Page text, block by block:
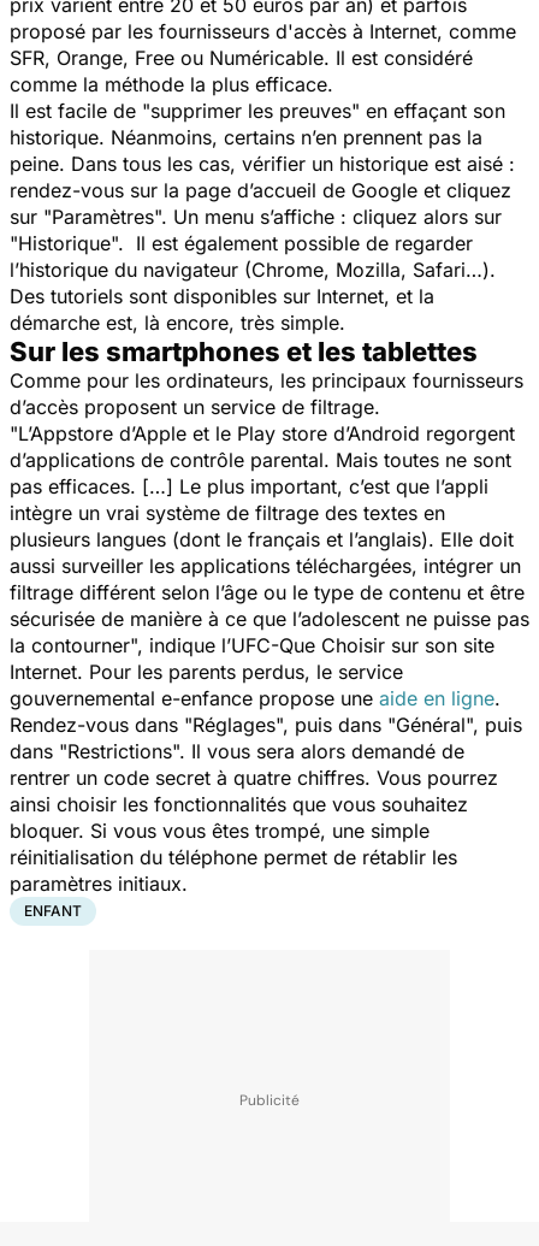
proposé par les fournisseurs d'accès à Internet, comme
SFR, Orange, Free ou Numéricable. Il est considéré
comme la méthode la plus efficace.
Il est facile de "supprimer les preuves" en effaçant son
historique. Néanmoins, certains n’en prennent pas la
peine. Dans tous les cas, vérifier un historique est aisé :
rendez-vous sur la page d’accueil de Google et cliquez
sur "Paramètres". Un menu s’affiche : cliquez alors sur
"Historique". Il est également possible de regarder
l’historique du navigateur (Chrome, Mozilla, Safari…).
Des tutoriels sont disponibles sur Internet, et la
démarche est, là encore, très simple.
Sur les smartphones et les tablettes
Comme pour les ordinateurs, les principaux fournisseurs
d’accès proposent un service de filtrage.
"L’Appstore d’Apple et le Play store d’Android regorgent
d’applications de contrôle parental. Mais toutes ne sont
pas efficaces. […] Le plus important, c’est que l’appli
intègre un vrai système de filtrage des textes en
plusieurs langues (dont le français et l’anglais). Elle doit
aussi surveiller les applications téléchargées, intégrer un
filtrage différent selon l’âge ou le type de contenu et être
sécurisée de manière à ce que l’adolescent ne puisse pas
la contourner", indique l’UFC-Que Choisir sur son site
Internet. Pour les parents perdus, le service
gouvernemental e-enfance propose une aide en ligne.
Rendez-vous dans "Réglages", puis dans "Général", puis
dans "Restrictions". Il vous sera alors demandé de
rentrer un code secret à quatre chiffres. Vous pourrez
ainsi choisir les fonctionnalités que vous souhaitez
bloquer. Si vous vous êtes trompé, une simple
réinitialisation du téléphone permet de rétablir les
paramètres initiaux.
ENFANT